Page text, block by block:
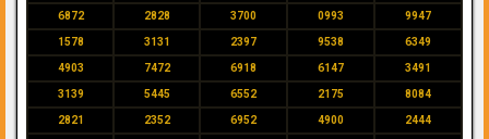
6872 2828 3700 0993 9947
1578 3131 2397 9538 6349
4903 7472 6918 6147 3491
3139 5445 6552 2175 8084
2821 2352 6952 4900 2444